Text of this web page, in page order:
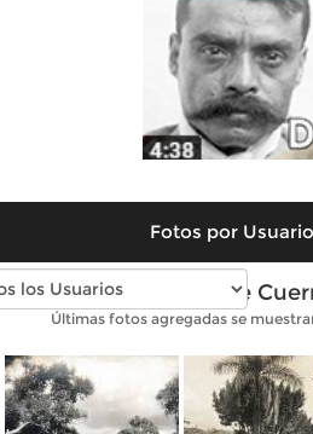
Fotos por
Fotos antiguas de
Últimas fotos agregadas se